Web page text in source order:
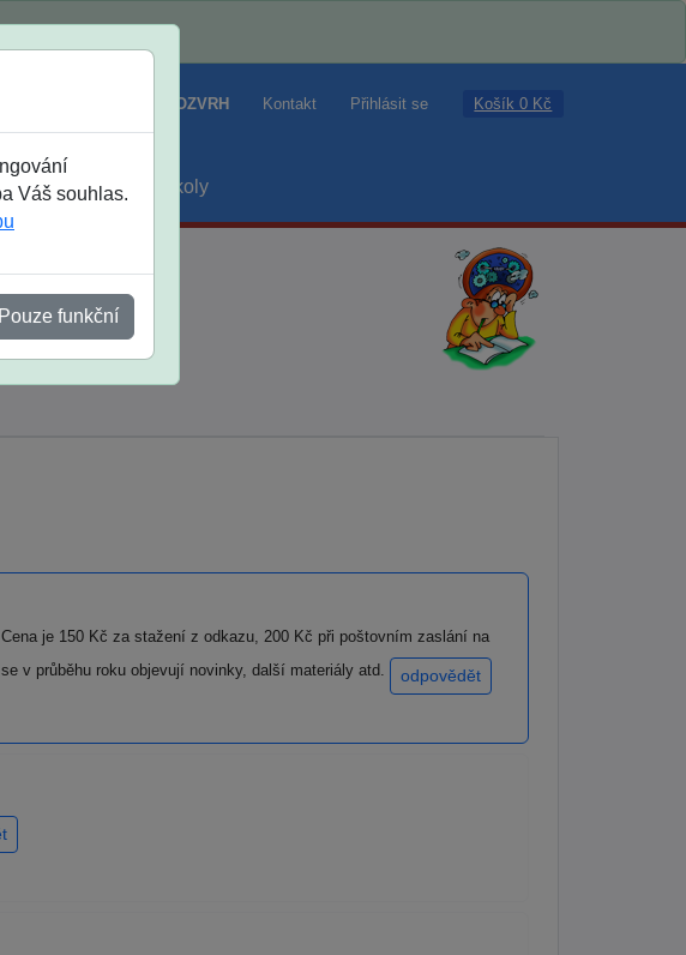
ROZVRH Kontakt Přihlásit se Košík 0 Kč
prázdniny školy
Váš souhlas.
Pouze funkční
je 150 Kč za stažení z odkazu, 200 Kč při poštovním zaslání na
v průběhu roku objevují novinky, další materiály atd.
odpovědět